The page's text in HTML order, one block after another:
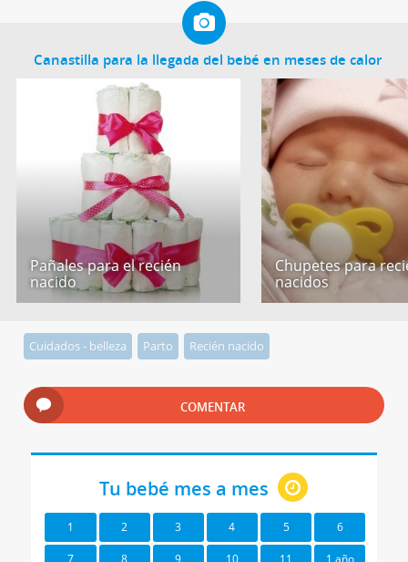
Canastilla para la llegada del bebé en meses de calor
Pañales para el recién
nacido
Chupetes para
nacidos
Cuidados - belleza Parto Recién nacido
COMENTAR
Tu bebé mes a mes
1 2 3 4 5 6
7 8 9 10 11 1 año